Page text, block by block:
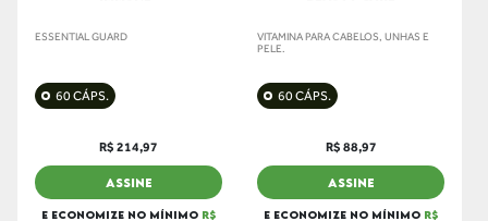
ESSENTIAL GUARD
60 CÁPS.
R$ 214,97
ASSINE
E ECONOMIZE NO MÍNIMO R$
VITAMINA PARA CABELOS, UNHAS E
PELE.
60 CÁPS.
R$ 88,97
ASSINE
E ECONOMIZE NO MÍNIMO R$